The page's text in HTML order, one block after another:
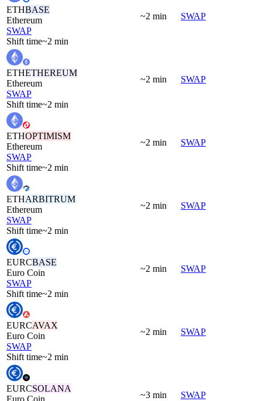
ETHBASE
Ethereum
SWAP
Shift time~2 min
~2 min SWAP
ETHETHEREUM
Ethereum
SWAP
Shift time~2 min
~2 min SWAP
ETHOPTIMISM
Ethereum
SWAP
Shift time~2 min
~2 min SWAP
ETHARBITRUM
Ethereum
SWAP
Shift time~2 min
~2 min SWAP
EURCBASE
Euro Coin
SWAP
Shift time~2 min
~2 min SWAP
EURCAVAX
Euro Coin
SWAP
Shift time~2 min
~2 min SWAP
EURCSOLANA
Euro Coin
~3 min SWAP